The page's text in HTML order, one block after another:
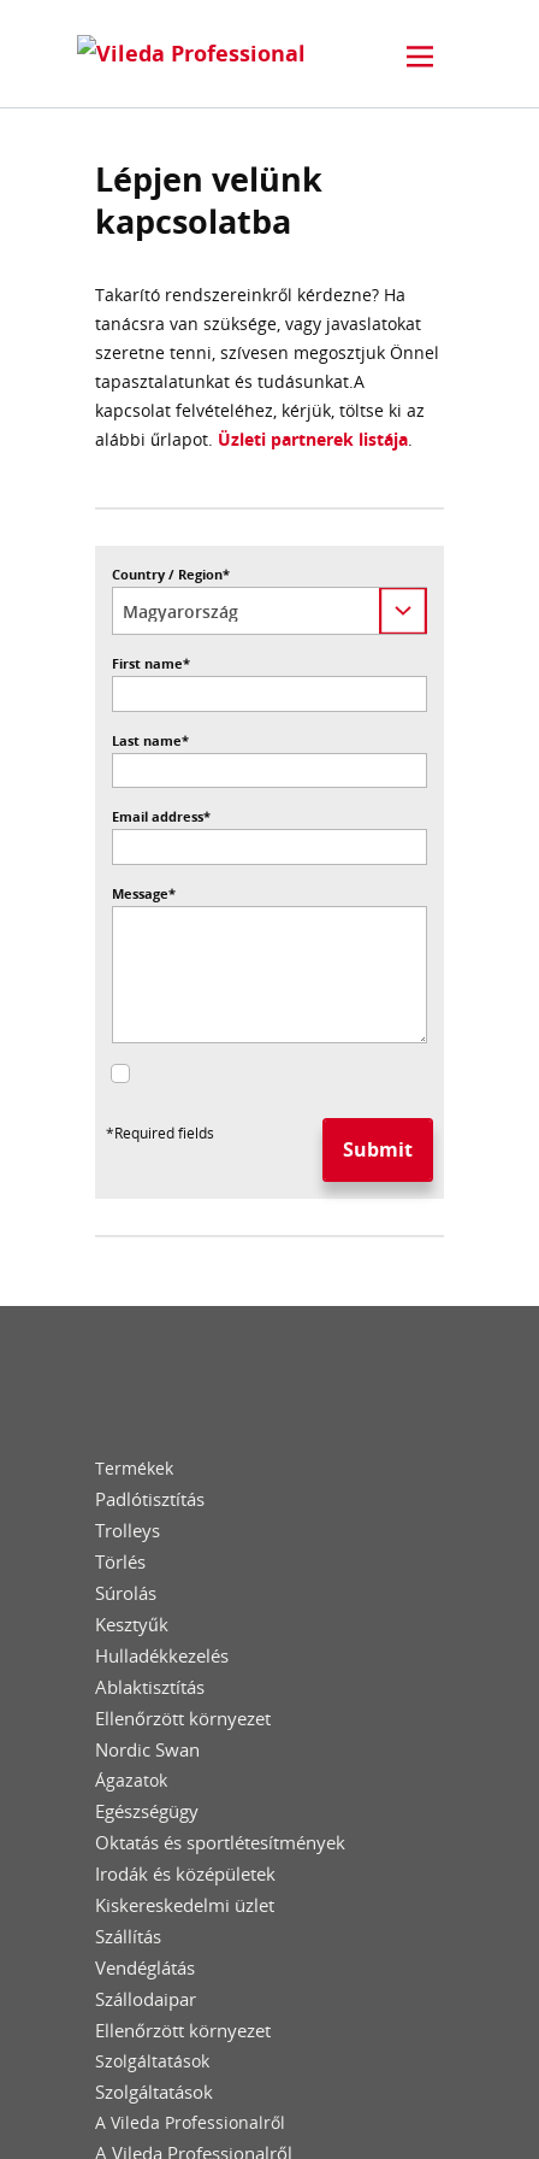
Lépjen velünk
kapcsolatba
Takarító rendszereinkről kérdezne? Ha
tanácsra van szüksége, vagy javaslatokat
szeretne tenni, szívesen megosztjuk Önnel
tapasztalatunkat és tudásunkat.A
kapcsolat felvételéhez, kérjük, töltse ki az
alábbi űrlapot. Üzleti partnerek listája
Country / Region*
First name*
Last name*
Email address*
Message*
*Required fields
Submit
Termékek
Padlótisztítás
Trolleys
Törlés
Súrolás
Kesztyűk
Hulladékkezelés
Ablaktisztítás
Ellenőrzött környezet
Nordic Swan
Ágazatok
Egészségügy
Oktatás és sportlétesítmények
Irodák és középületek
Kiskereskedelmi üzlet
Szállítás
Vendéglátás
Szállodaipar
Ellenőrzött környezet
Szolgáltatások
Szolgáltatások
A Vileda Professionalről
A Vileda Professionalről